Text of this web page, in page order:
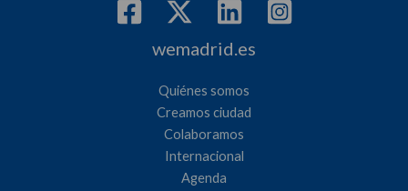
wemadrid.es
Quiénes somos
Creamos ciudad
Colaboramos
Internacional
Agenda